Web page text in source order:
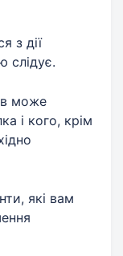
з дії
слідує.
може
і кого, крім
які вам